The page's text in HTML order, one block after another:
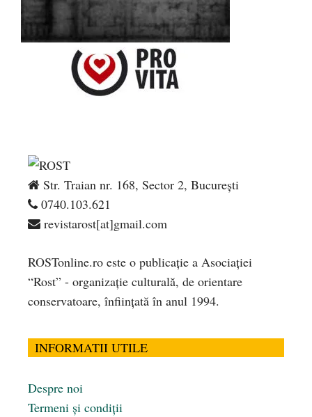
Str. Traian nr. 168, Sector 2, București
0740.103.621
revistarost[at]gmail.com
ROSTonline.ro este o publicaţie a Asociaţiei
“Rost” - organizaţie culturală, de orientare
conservatoare, înfiinţată în anul 1994.
INFORMATII UTILE
Despre noi
Termeni și condiții